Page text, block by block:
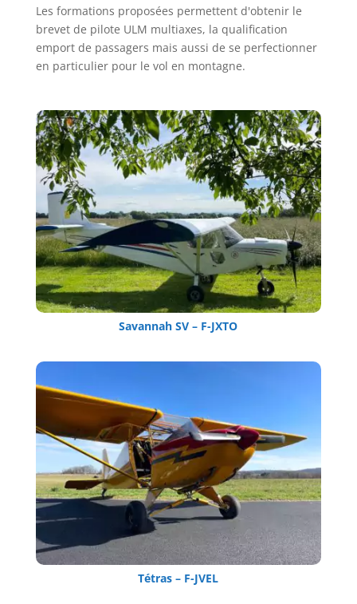
Les formations proposées permettent d'obtenir le
brevet de pilote ULM multiaxes, la qualification
emport de passagers mais aussi de se perfectionner
en particulier pour le vol en montagne.
Savannah SV – F-JXTO
Tétras – F-JVEL